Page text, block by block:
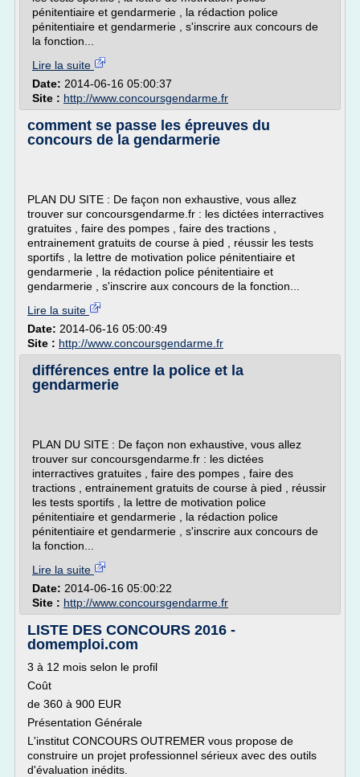
pénitentiaire et gendarmerie , la rédaction police
pénitentiaire et gendarmerie , s'inscrire aux concours de
la fonction...
Lire la suite
Date: 2014-06-16 05:00:37
Site : http://www.concoursgendarme.fr
comment se passe les épreuves du
concours de la gendarmerie
PLAN DU SITE : De façon non exhaustive, vous allez
trouver sur concoursgendarme.fr : les dictées interractives
gratuites , faire des pompes , faire des tractions ,
entrainement gratuits de course à pied , réussir les tests
sportifs , la lettre de motivation police pénitentiaire et
gendarmerie , la rédaction police pénitentiaire et
gendarmerie , s'inscrire aux concours de la fonction...
Lire la suite
Date: 2014-06-16 05:00:49
Site : http://www.concoursgendarme.fr
différences entre la police et la
gendarmerie
PLAN DU SITE : De façon non exhaustive, vous allez
trouver sur concoursgendarme.fr : les dictées
interractives gratuites , faire des pompes , faire des
tractions , entrainement gratuits de course à pied , réussir
les tests sportifs , la lettre de motivation police
pénitentiaire et gendarmerie , la rédaction police
pénitentiaire et gendarmerie , s'inscrire aux concours de
la fonction...
Lire la suite
Date: 2014-06-16 05:00:22
Site : http://www.concoursgendarme.fr
LISTE DES CONCOURS 2016 -
domemploi.com
3 à 12 mois selon le profil
Coût
de 360 à 900 EUR
Présentation Générale
L'institut CONCOURS OUTREMER vous propose de
construire un projet professionnel sérieux avec des outils
d'évaluation inédits.